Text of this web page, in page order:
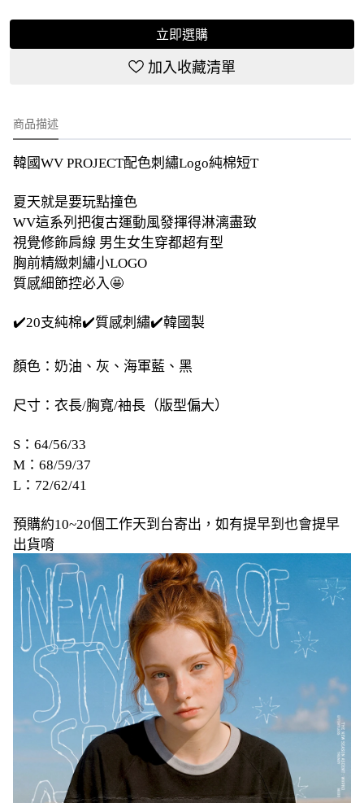
立即選購
加入收藏清單
商品描述
韓國WV PROJECT配色刺繡Logo純棉短T
夏天就是要玩點撞色
WV這系列把復古運動風發揮得淋漓盡致
視覺修飾肩線 男生女生穿都超有型
胸前精緻刺繡小LOGO
質感細節控必入🤩
✔️20支純棉✔️質感刺繡✔️韓國製
顏色：奶油、灰、海軍藍、黑
尺寸：衣長/胸寬/袖長（版型偏大）
S：64/56/33
M：68/59/37
L：72/62/41
預購約10~20個工作天到台寄出，如有提早到也會提早
出貨唷